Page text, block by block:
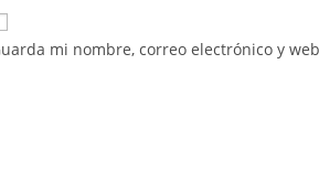
mi nombre, correo electrónico y